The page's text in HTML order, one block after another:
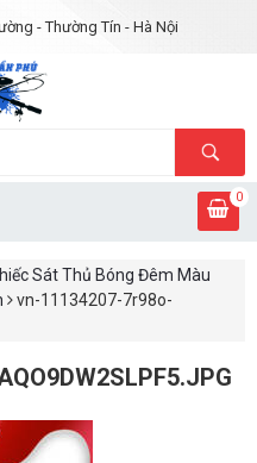
- Thường Tín - Hà Nội
0
Sát Thủ Bóng Đêm Màu
vn-11134207-7r98o-